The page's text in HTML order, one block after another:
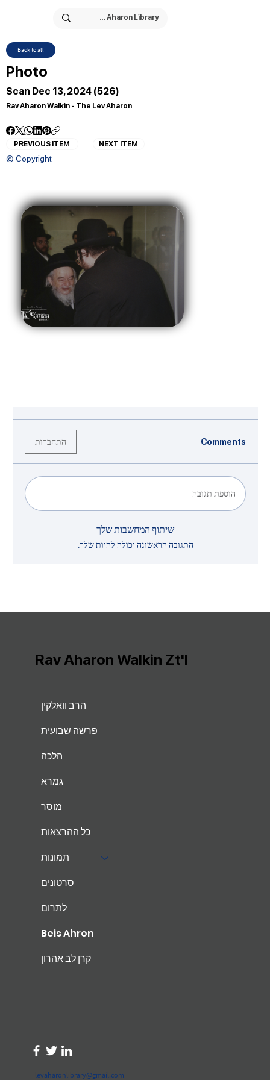
Back to all
Photo
Scan Dec 13, 2024 (526)
Rav Aharon Walkin - The Lev Aharon
PREVIOUS ITEM NEXT ITEM
© Copyright
Comments התחברות
הוספת תגובה
שיתוף המחשבות שלך
התגובה הראשונה יכולה להיות שלך.
הרב וואלקין
פרשה שבועית
הלכה
גמרא
מוסר
כל ההרצאות
תמונות
סרטונים
לתרום
Beis Ahron
קרן לב אהרון
levaharonlibrary@gmail.com
Rav Aharon Walkin Zt'l